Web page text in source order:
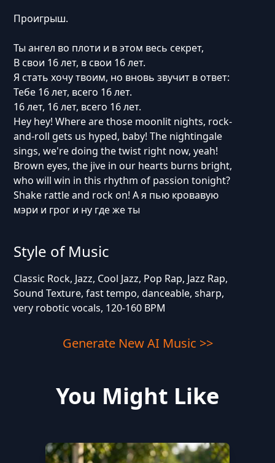
Проигрыш.
Ты ангел во плоти и в этом весь секрет,
В свои 16 лет, в свои 16 лет.
Я стать хочу твоим, но вновь звучит в ответ:
Тебе 16 лет, всего 16 лет.
16 лет, 16 лет, всего 16 лет.
Hey hey! Where are those moonlit nights, rock-
and-roll gets us hyped, baby! The nightingale
sings, we're doing the twist right now, yeah!
Brown eyes, the jive in our hearts burns bright,
who will win in this rhythm of passion tonight?
Shake rattle and rock on! А я пью кровавую
мэри и грог и ну где же ты
Style of Music
Classic Rock, Jazz, Cool Jazz, Pop Rap, Jazz Rap,
Sound Texture, fast tempo, danceable, sharp,
very robotic vocals, 120-160 BPM
Generate New AI Music >>
You Might Like